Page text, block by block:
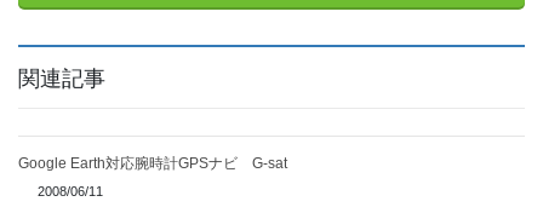
関連記事
Google Earth対応腕時計GPSナビ G-sat
2008/06/11